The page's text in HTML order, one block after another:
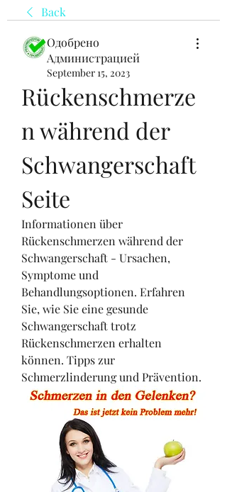
Back
Одобрено
Администрацией
September 15, 2023
Rückenschmerze
n während der
Schwangerschaft
Seite
Informationen über
Rückenschmerzen während der
Schwangerschaft - Ursachen,
Symptome und
Behandlungsoptionen. Erfahren
Sie, wie Sie eine gesunde
Schwangerschaft trotz
Rückenschmerzen erhalten
können. Tipps zur
Schmerzlinderung und Prävention.